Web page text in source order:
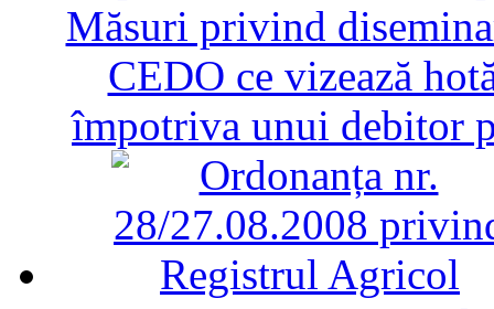
Măsuri privind
CEDO ce vizează
împotriva unui debitor